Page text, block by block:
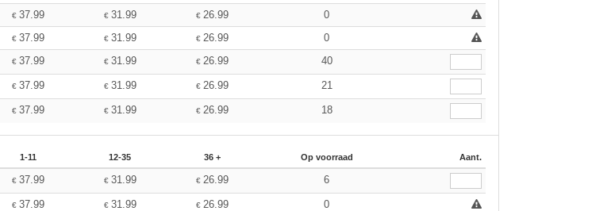
€37.99 € 31.99 € 26.99
0
€37.99 € 31.99 € 26.99
0
€37.99 € 31.99 € 26.99 40
€37.99 € 31.99 € 26.99 21
€37.99 € 31.99 € 26.99 18
1-11 12-35 36 + Op voorraad Aant.
€37.99 € 31.99 € 26.99 6
€37.99 € 31.99 € 26.99 0